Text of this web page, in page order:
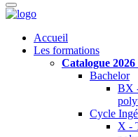
Accueil
Les formations
Catalogue 2026
Bachelor
BX
Cycle
X -